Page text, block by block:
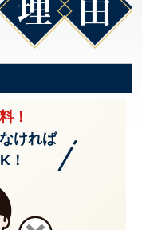
！
ければ
！